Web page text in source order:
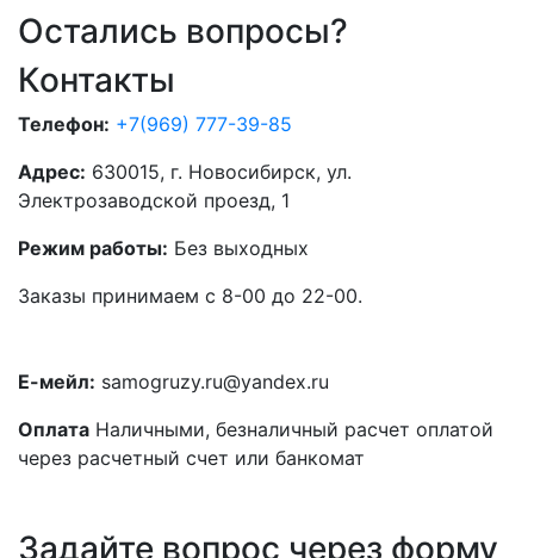
Остались вопросы?
Контакты
Телефон: +7(969) 777-39-85
Адрес: 630015, г. Новосибирск, ул.
Электрозаводской проезд, 1
Режим работы: Без выходных
Заказы принимаем с 8-00 до 22-00.
Е-мейл: samogruzy.ru@yandex.ru
Оплата Наличными, безналичный расчет оплатой
через расчетный счет или банкомат
Задайте вопрос через форму